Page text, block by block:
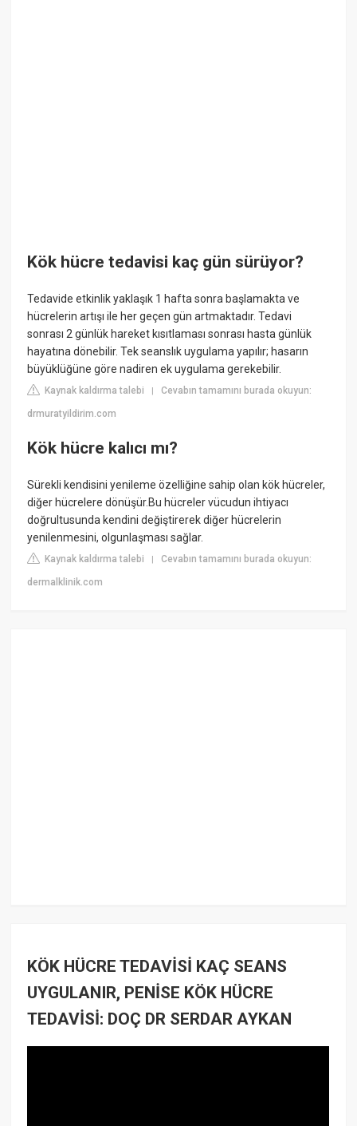
Kök hücre tedavisi kaç gün sürüyor?
Tedavide etkinlik yaklaşık 1 hafta sonra başlamakta ve
hücrelerin artışı ile her geçen gün artmaktadır. Tedavi
sonrası 2 günlük hareket kısıtlaması sonrası hasta günlük
hayatına dönebilir. Tek seanslık uygulama yapılır; hasarın
büyüklüğüne göre nadiren ek uygulama gerekebilir.
Kaynak kaldırma talebi |Cevabın tamamını burada okuyun:
drmuratyildirim.com
Kök hücre kalıcı mı?
Sürekli kendisini yenileme özelliğine sahip olan kök hücreler,
diğer hücrelere dönüşür.Bu hücreler vücudun ihtiyacı
doğrultusunda kendini değiştirerek diğer hücrelerin
yenilenmesini, olgunlaşması sağlar.
Kaynak kaldırma talebi |Cevabın tamamını burada okuyun:
dermalklinik.com
KÖK HÜCRE TEDAVİSİ KAÇ SEANS
UYGULANIR, PENİSE KÖK HÜCRE
TEDAVİSİ: DOÇ DR SERDAR AYKAN